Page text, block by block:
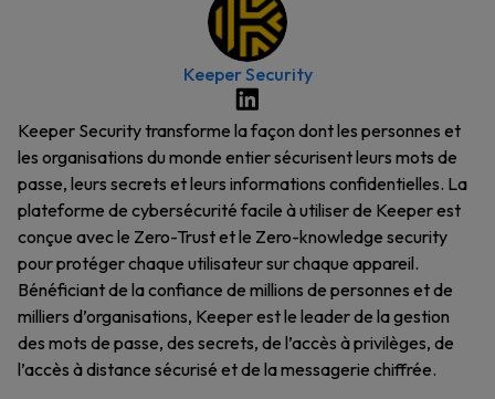
Keeper Security
Keeper Security transforme la façon dont les personnes et
les organisations du monde entier sécurisent leurs mots de
passe, leurs secrets et leurs informations confidentielles. La
plateforme de cybersécurité facile à utiliser de Keeper est
conçue avec le Zero-Trust et le Zero-knowledge security
pour protéger chaque utilisateur sur chaque appareil.
Bénéficiant de la confiance de millions de personnes et de
milliers d’organisations, Keeper est le leader de la gestion
des mots de passe, des secrets, de l’accès à privilèges, de
l’accès à distance sécurisé et de la messagerie chiffrée.